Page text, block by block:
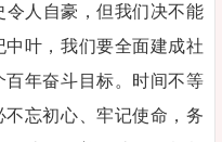
令人自豪，但我们决不能
叶，我们要全面建成社
年奋斗目标。时间不等
不忘初心、牢记使命，务